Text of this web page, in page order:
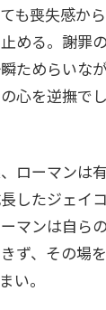
も喪失感か
める。謝罪
ためらいな
心を逆撫で
ローマンは
したジェイ
マンは自ら
ず、その場
い。